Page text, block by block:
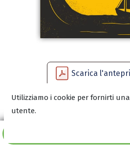
Aggiungi al
Scarica
Utilizziamo i cookie per fornirti
utente.